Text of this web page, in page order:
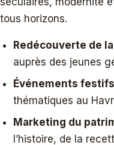
tous horizons.
Redécouverte de
auprès des jeunes
Événements
thématiques au
Marketing du
l’histoire, de la